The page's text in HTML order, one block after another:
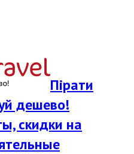
Пірати
дешево!
скидки на